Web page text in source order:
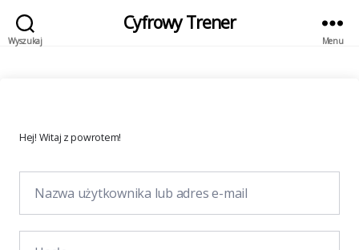
Wyszukaj
Cyfrowy Trener
Menu
Hej! Witaj z powrotem!